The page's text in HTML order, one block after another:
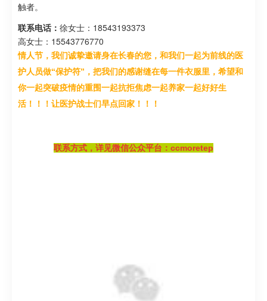
触者。
联系电话： 徐女士： 18543193373
高女士： 15543776770
情人节，我们诚挚邀请身在长春的您，和我们一起为前线的医
护人员做“保护符”，把我们的感谢缝在每一件衣服里，希望和
你一起突破疫情的重围一起抗拒焦虑一起养家一起好好生
活！！！ 让医护战士们早点回家！！！
联系方式，详见微信公众平台：ccmoretep